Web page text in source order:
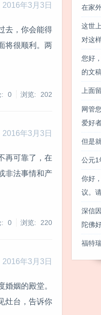
2016年3月3日
去，你会能得
将很顺利。两
: 0 浏览: 202
2016年3月3日
再可靠了，在
非法事情和产
: 0 浏览: 220
2016年3月3日
姻的殿堂。
台，告诉你
在家
这世
对这
您好
的文
上面
网管
爱好
但是
公元1
你好
议。
深信
陀佛
福特